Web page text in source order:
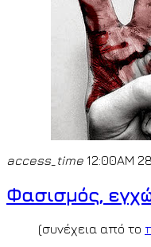
access_time 12:00AM
Φασισμός,
(συνέχεια από το